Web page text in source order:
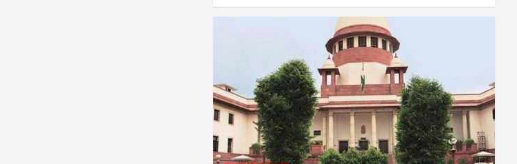
at
p
p
ce
o
o
k
tt ke
dI
n
e
gr
a
m
ail ar